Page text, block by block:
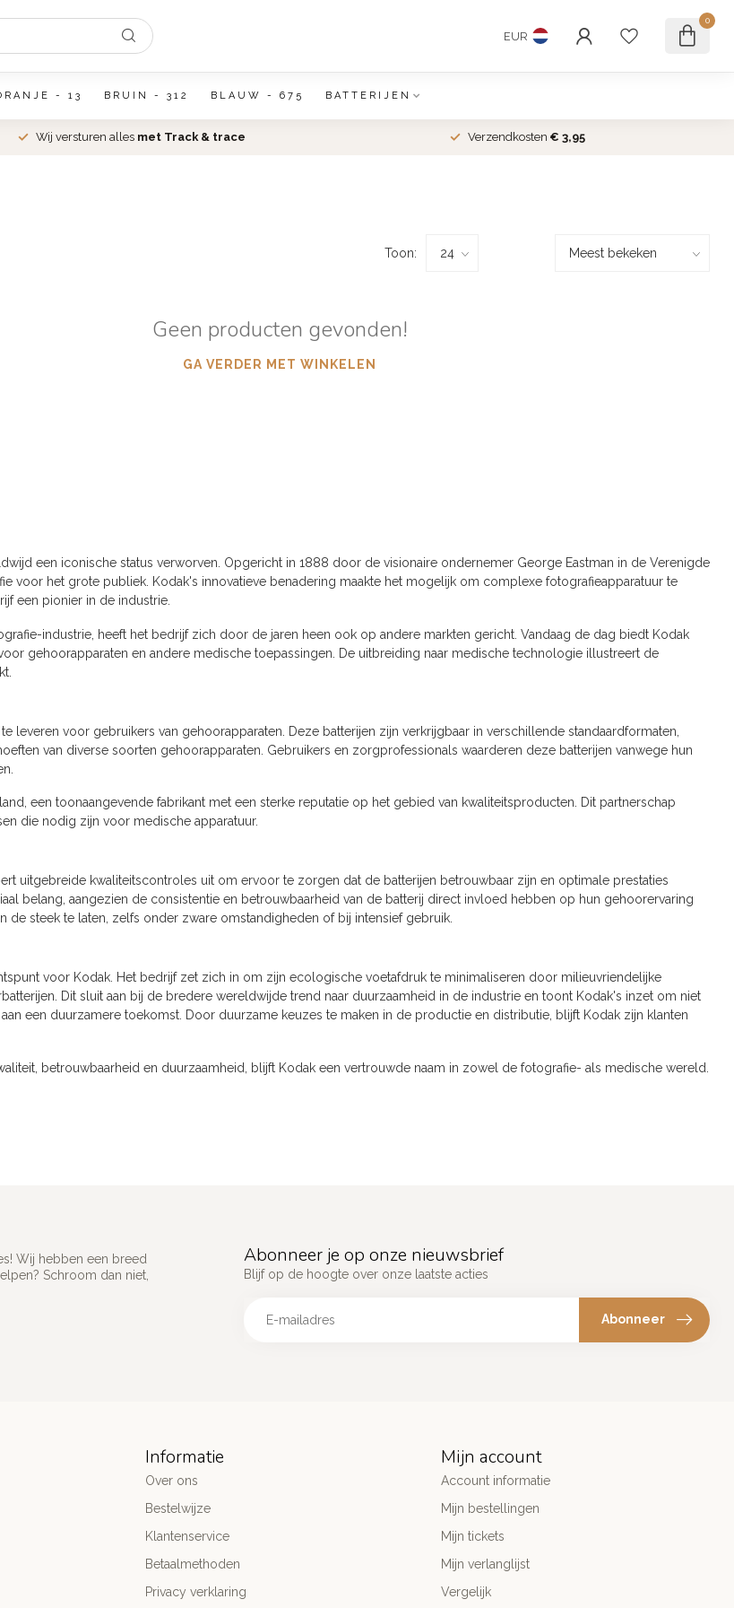
EUR
0
- 13 BRUIN - 312 BLAUW - 675 BATTERIJEN
Wij versturen alles met Track & trace Verzendkosten € 3,95
Toon:
Geen producten gevonden!
GA VERDER MET WINKELEN
een iconische status verworven. Opgericht in 1888 door de visionaire ondernemer George Eastman in de Verenigde
voor het grote publiek. Kodak's innovatieve benadering maakte het mogelijk om complexe fotografieapparatuur te
een pionier in de industrie.
industrie, heeft het bedrijf zich door de jaren heen ook op andere markten gericht. Vandaag de dag biedt Kodak
gehoorapparaten en andere medische toepassingen. De uitbreiding naar medische technologie illustreert de
voor gebruikers van gehoorapparaten. Deze batterijen zijn verkrijgbaar in verschillende standaardformaten,
van diverse soorten gehoorapparaten. Gebruikers en zorgprofessionals waarderen deze batterijen vanwege hun
een toonaangevende fabrikant met een sterke reputatie op het gebied van kwaliteitsproducten. Dit partnerschap
die nodig zijn voor medische apparatuur.
uitgebreide kwaliteitscontroles uit om ervoor te zorgen dat de batterijen betrouwbaar zijn en optimale prestaties
belang, aangezien de consistentie en betrouwbaarheid van de batterij direct invloed hebben op hun gehoorervaring
steek te laten, zelfs onder zware omstandigheden of bij intensief gebruik.
voor Kodak. Het bedrijf zet zich in om zijn ecologische voetafdruk te minimaliseren door milieuvriendelijke
Dit sluit aan bij de bredere wereldwijde trend naar duurzaamheid in de industrie en toont Kodak's inzet om niet
een duurzamere toekomst. Door duurzame keuzes te maken in de productie en distributie, blijft Kodak zijn klanten
betrouwbaarheid en duurzaamheid, blijft Kodak een vertrouwde naam in zowel de fotografie- als medische wereld.
Wij hebben een breed
Schroom dan niet,
Abonneer je op onze nieuwsbrief
Blijf op de hoogte over onze laatste acties
Abonneer
Informatie
Over ons
Bestelwijze
Klantenservice
Betaalmethoden
Privacy verklaring
Mijn account
Account informatie
Mijn bestellingen
Mijn tickets
Mijn verlanglijst
Vergelijk